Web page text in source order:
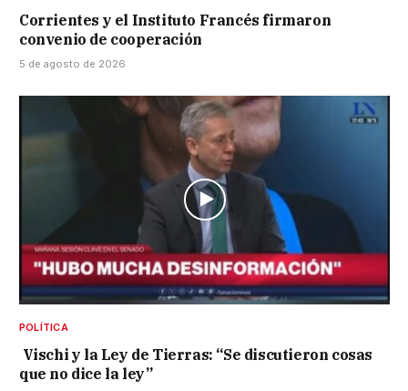
Corrientes y el Instituto Francés firmaron
convenio de cooperación
5 de agosto de 2026
POLÍTICA
Vischi y la Ley de Tierras: “Se discutieron cosas
que no dice la ley”